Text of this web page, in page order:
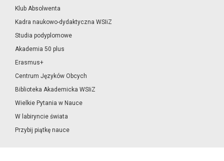
Klub Absolwenta
Kadra naukowo-dydaktyczna WSIiZ
Studia podyplomowe
Akademia 50 plus
Erasmus+
Centrum Języków Obcych
Biblioteka Akademicka WSIiZ
Wielkie Pytania w Nauce
W labiryncie świata
Przybij piątkę nauce